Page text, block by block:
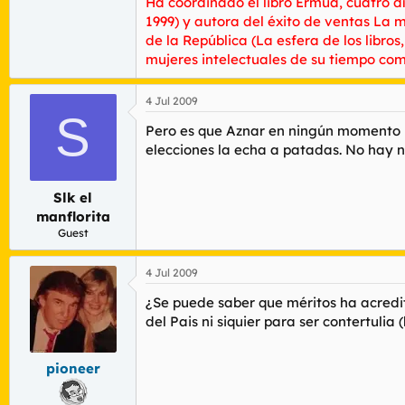
1999) y autora del éxito de ventas La
de la República (La esfera de los
mujeres intelectuales de su tiempo
S
Slk el
manflorita
Guest
4 Jul 2009
Pero es que Aznar en ningún
elecciones la echa a patadas. No hay
pioneer
4 Jul 2009
¿Se puede saber que méritos ha
del Pais ni siquier para ser contertulia